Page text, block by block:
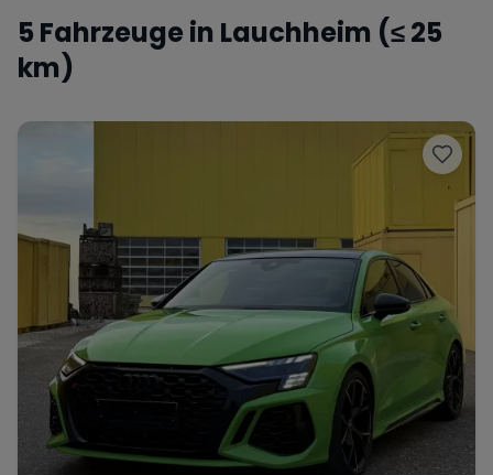
McLaren Jaguar
Tesla Chevrolet Dodge
Wann
Zeitraum wählen
5 Fahrzeuge in Lauchheim (≤ 25
km)